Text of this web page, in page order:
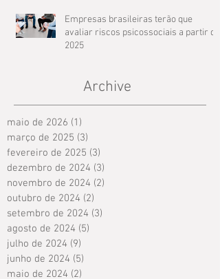
Empresas brasileiras terão que
avaliar riscos psicossociais a partir de
2025
Archive
maio de 2026 (1)
março de 2025 (3)
fevereiro de 2025 (3)
dezembro de 2024 (3)
novembro de 2024 (2)
outubro de 2024 (2)
setembro de 2024 (3)
agosto de 2024 (5)
julho de 2024 (9)
junho de 2024 (5)
maio de 2024 (2)